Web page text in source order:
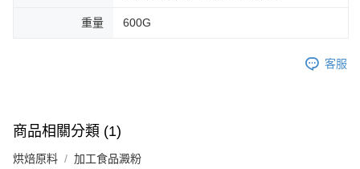
重量 600G
客服
商品相關分類 (1)
烘焙原料 加工食品澱粉